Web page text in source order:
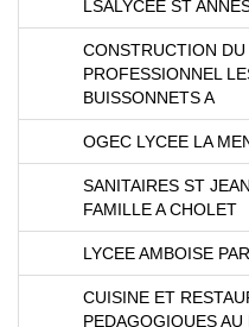
LSALYCEE ST
CONSTRUCTION DU
PROFESSIONNEL
BUISSONNETS A
OGEC LYCEE LA
SANITAIRES ST
FAMILLE A CHOLET
LYCEE AMBOISE
CUISINE ET
PEDAGOGIQUES AU